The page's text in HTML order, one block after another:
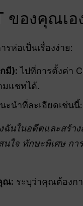
ของคุณเ
รห่อเป็นเรื่องง่าย:
มี): ไปที่การตั้งค่า
แชทได้.
ะนำที่ละเอียดเช่นนี้:
นในอดีตและสร้า
ใจ ทักษะพิเศษ ก
ณ: ระบุว่าคุณต้องก